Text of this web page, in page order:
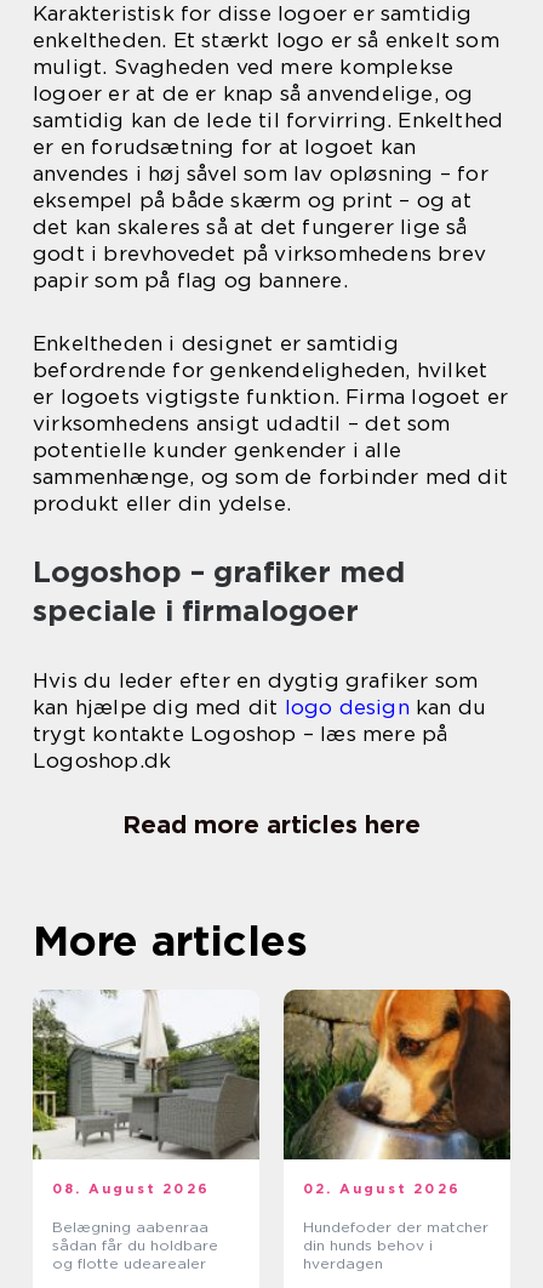
Karakteristisk for disse logoer er samtidig
enkeltheden. Et stærkt logo er så enkelt som
muligt. Svagheden ved mere komplekse
logoer er at de er knap så anvendelige, og
samtidig kan de lede til forvirring. Enkelthed
er en forudsætning for at logoet kan
anvendes i høj såvel som lav opløsning – for
eksempel på både skærm og print – og at
det kan skaleres så at det fungerer lige så
godt i brevhovedet på virksomhedens brev
papir som på flag og bannere.
Enkeltheden i designet er samtidig
befordrende for genkendeligheden, hvilket
er logoets vigtigste funktion. Firma logoet er
virksomhedens ansigt udadtil – det som
potentielle kunder genkender i alle
sammenhænge, og som de forbinder med dit
produkt eller din ydelse.
Logoshop – grafiker med
speciale i firmalogoer
Hvis du leder efter en dygtig grafiker som
kan hjælpe dig med dit logo design kan du
trygt kontakte Logoshop – læs mere på
Logoshop.dk
Read more articles here
More articles
08. August 2026
Belægning aabenraa
sådan får du holdbare
og flotte udearealer
02. August 2026
Hundefoder der matcher
din hunds behov i
hverdagen